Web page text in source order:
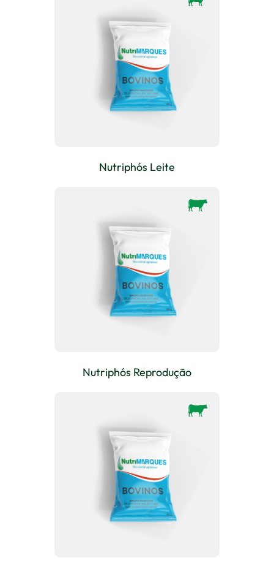
Nutriphós Leite
Nutriphós Reprodução